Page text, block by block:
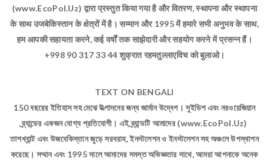
(www.EcoPol.Uz) द्वारा प्रस्तुत किया गया है और वितरण, स्थापना और स्थापना
के साथ उजबेकिस्तान के क्षेत्रों में है। सम्मान और 1995 में हमारे सभी अनुभव के साथ,
हम आपकी सहायता करने, कई वर्षों तक साझेदारी और सहयोग करने में प्रसन्न हैं।
+998 90 317 33 44 शुक्रात रहमतुल्लाएविच को बुलाओ।
TEXT ON BENGALI
150 বছরের ইতিহাস সহ মেঝে উত্পাদনের জন্য জার্মান উদ্বেগ। সুইডিশ এবং নরওয়েজিয়ান
ব্র্যান্ডের একজন যোগ্য প্রতিযোগী। এই ব্র্যান্ডটি আমাদের (www.EcoPol.Uz)
তাশখ্যান্ট এবং উজবেকিস্তান জুড়ে সরবরাহ, ইনস্টলেশন ও ইনস্টলেশন সহ অঞ্চলে উপস্থাপন
করেছে। সম্মান এবং 1995 সালে আমাদের সমস্ত অভিজ্ঞতার সাথে, আমরা আপনাকে অনেক